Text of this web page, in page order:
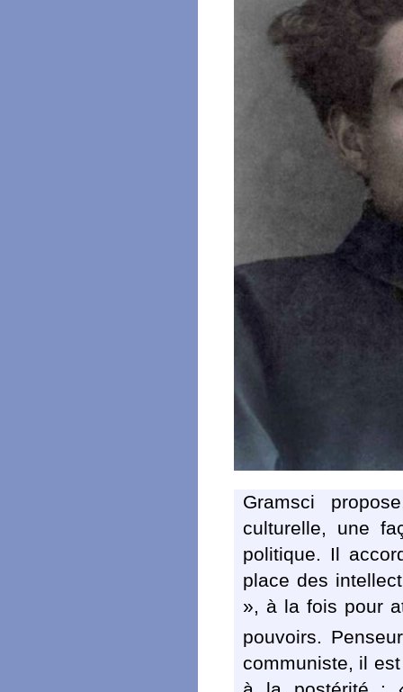
Gramsci
culturelle, une
politique. Il
place des
», à la fois pour
pouvoirs.
communiste, il